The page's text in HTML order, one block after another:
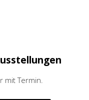
mit Termin.